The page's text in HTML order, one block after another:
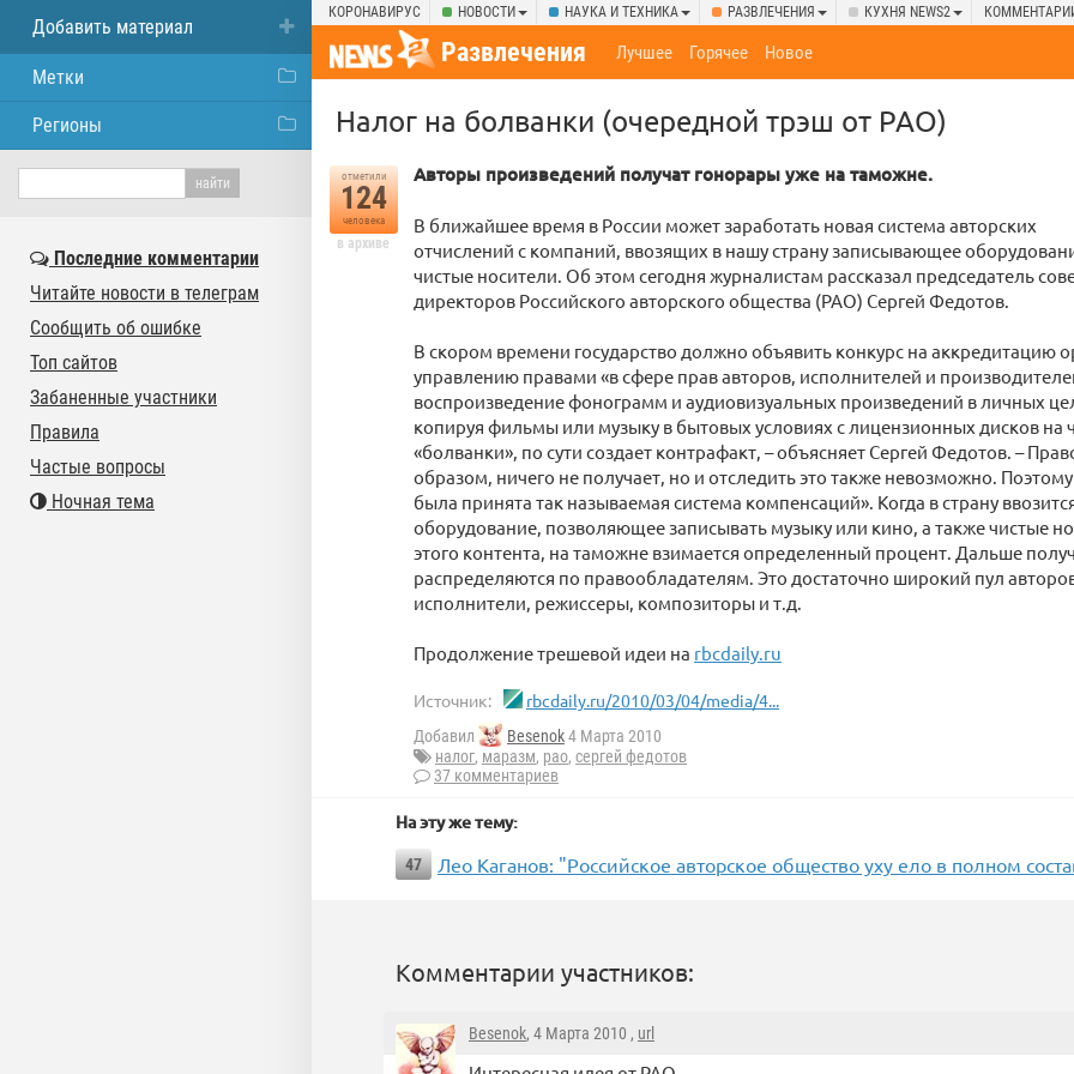
КОРОНАВИРУС НОВОСТИ НАУКА И ТЕХНИКА РАЗВЛЕЧЕНИЯ КУХНЯ NEWS2
Развлечения Лучшее Горячее Новое
Налог на болванки (очередной трэш от РАО)
отметили
124
человека
в архиве
Авторы произведений получат гонорары уже на таможне.
В ближайшее время в России может заработать новая система авторских
отчислений с компаний, ввозящих в нашу страну записывающее
чистые носители. Об этом сегодня журналистам рассказал председатель
директоров Российского авторского общества (РАО) Сергей Федотов.
В скором времени государство должно объявить конкурс на аккредитацию
управлению правами «в сфере прав авторов, исполнителей и
воспроизведение фонограмм и аудиовизуальных произведений в личных
копируя фильмы или музыку в бытовых условиях с лицензионных дисков на
«болванки», по сути создает контрафакт, – объясняет Сергей Федотов. –
образом, ничего не получает, но и отследить это также невозможно.
была принята так называемая система компенсаций». Когда в страну
оборудование, позволяющее записывать музыку или кино, а также чистые
этого контента, на таможне взимается определенный процент. Дальше
распределяются по правообладателям. Это достаточно широкий пул
исполнители, режиссеры, композиторы и т.д.
Продолжение трешевой идеи на rbcdaily.ru
Источник: rbcdaily.ru/2010/03/04/media/4...
Добавил Besenok4 Марта 2010
налог, маразм, рао, сергей федотов
37 комментариев
На эту же тему:
47 Лео Каганов: "Российское авторское общество уху ело в полном
Комментарии участников:
Besenok, 4 Марта 2010 , url
Добавить материал
Метки
Регионы
Последние комментарии
Читайте новости в телеграм
Сообщить об ошибке
Топ сайтов
Забаненные участники
Правила
Частые вопросы
Ночная тема